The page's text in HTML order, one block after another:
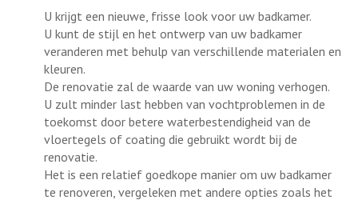
U krijgt een nieuwe, frisse look voor uw badkamer.
U kunt de stijl en het ontwerp van uw badkamer
veranderen met behulp van verschillende materialen en
kleuren.
De renovatie zal de waarde van uw woning verhogen.
U zult minder last hebben van vochtproblemen in de
toekomst door betere waterbestendigheid van de
vloertegels of coating die gebruikt wordt bij de
renovatie.
Het is een relatief goedkope manier om uw badkamer
te renoveren, vergeleken met andere opties zoals het